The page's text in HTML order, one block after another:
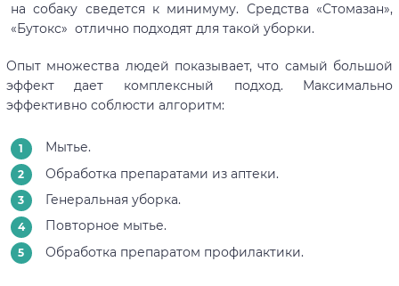
на собаку сведется к минимуму. Средства «Стомазан»,
«Бутокс» отлично подходят для такой уборки.
Опыт множества людей показывает, что самый большой
эффект дает комплексный подход. Максимально
эффективно соблюсти алгоритм:
Мытье.
Обработка препаратами из аптеки.
Генеральная уборка.
Повторное мытье.
Обработка препаратом профилактики.